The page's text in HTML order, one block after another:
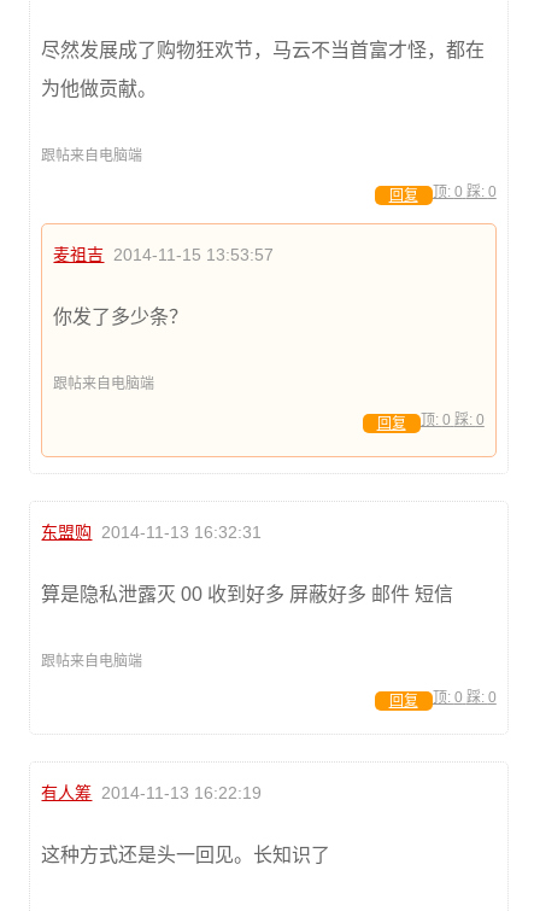
尽然发展成了购物狂欢节，马云不当首富才怪，都在
为他做贡献。
跟帖来自电脑端
顶: 0 踩: 0
回复
麦祖吉 2014-11-15 13:53:57
你发了多少条？
跟帖来自电脑端
顶: 0 踩: 0
回复
东盟购 2014-11-13 16:32:31
算是隐私泄露灭 00 收到好多 屏蔽好多 邮件 短信
跟帖来自电脑端
顶: 0 踩: 0
回复
有人筹 2014-11-13 16:22:19
这种方式还是头一回见。长知识了